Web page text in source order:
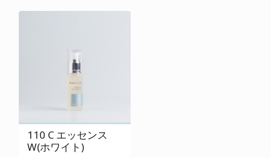
110 C エッセンス
W(ホワイト)